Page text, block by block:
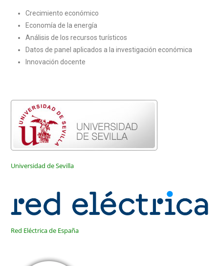
Crecimiento económico
Economía de la energía
Análisis de los recursos turísticos
Datos de panel aplicados a la investigación económica
Innovación docente
Universidad de Sevilla
Red Eléctrica de España